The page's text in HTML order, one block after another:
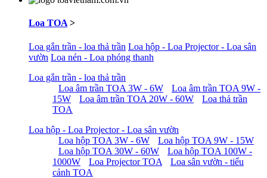
Loa TOA >
Loa gắn trần - loa thả trần Loa hộp - Loa Projector - Loa sân
vườn Loa nén - Loa phóng thanh
Loa gắn trần - loa thả trần
Loa âm trần TOA 3W - 6W
Loa âm trần TOA 9W -
15W
Loa âm trần TOA 20W - 60W
Loa thả trần
TOA
Loa hộp - Loa Projector - Loa sân vườn
Loa hộp TOA 3W - 6W
Loa hộp TOA 9W - 15W
Loa hộp TOA 30W - 60W
Loa hộp TOA 100W -
1000W
Loa Projector TOA
Loa sân vườn - tiểu
cảnh TOA